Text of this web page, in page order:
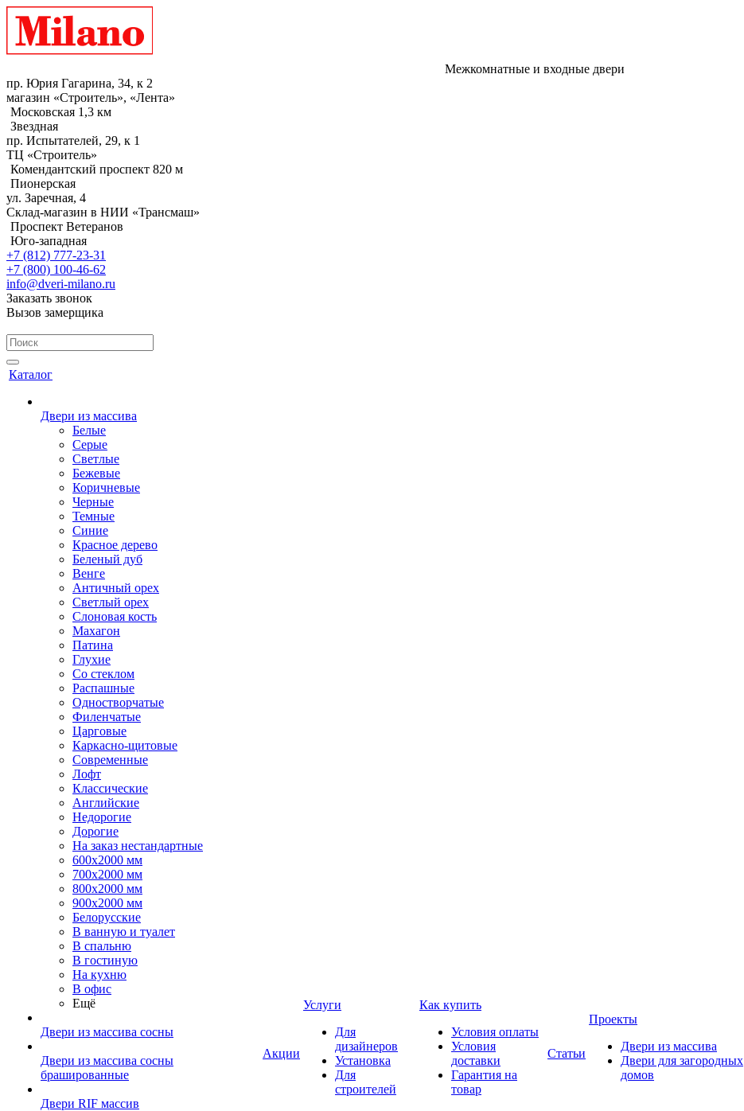
Межкомнатные и входные двери
пр. Юрия Гагарина, 34, к 2
магазин «Строитель», «Лента»
Московская 1,3 км
Звездная
пр. Испытателей, 29, к 1
ТЦ «Строитель»
Комендантский проспект 820 м
Пионерская
ул. Заречная, 4
Склад-магазин в НИИ «Трансмаш»
Проспект Ветеранов
Юго-западная
+7 (812) 777-23-31
+7 (800) 100-46-62
info@dveri-milano.ru
Заказать звонок
Вызов замерщика
Каталог
Двери из массива
Белые
Серые
Светлые
Бежевые
Коричневые
Черные
Темные
Синие
Красное дерево
Беленый дуб
Венге
Античный орех
Светлый орех
Слоновая кость
Махагон
Патина
Глухие
Со стеклом
Распашные
Одностворчатые
Филенчатые
Царговые
Каркасно-щитовые
Современные
Лофт
Классические
Английские
Недорогие
Дорогие
На заказ нестандартные
600х2000 мм
700х2000 мм
800х2000 мм
900х2000 мм
Белорусские
В ванную и туалет
В спальню
В гостиную
На кухню
В офис
Ещё
Двери из массива сосны
Двери из массива сосны
брашированные
Двери RIF массив
Акции
Услуги
Для
дизайнеров
Установка
Для
строителей
Как купить
Условия оплаты
Условия
доставки
Гарантия на
товар
Статьи
Проекты
Двери из массива
Двери для загородных
домов